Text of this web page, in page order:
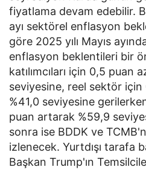
fiyatlama devam edebilir.
ayı sektörel enflasyon
göre 2025 yılı Mayıs
enflasyon beklentileri bir
katılımcıları için 0,5 puan
seviyesine, reel sektör
%41,0 seviyesine
puan artarak %59,9
sonra ise BDDK ve
izlenecek. Yurtdışı tarafa
Başkan Trump'ın